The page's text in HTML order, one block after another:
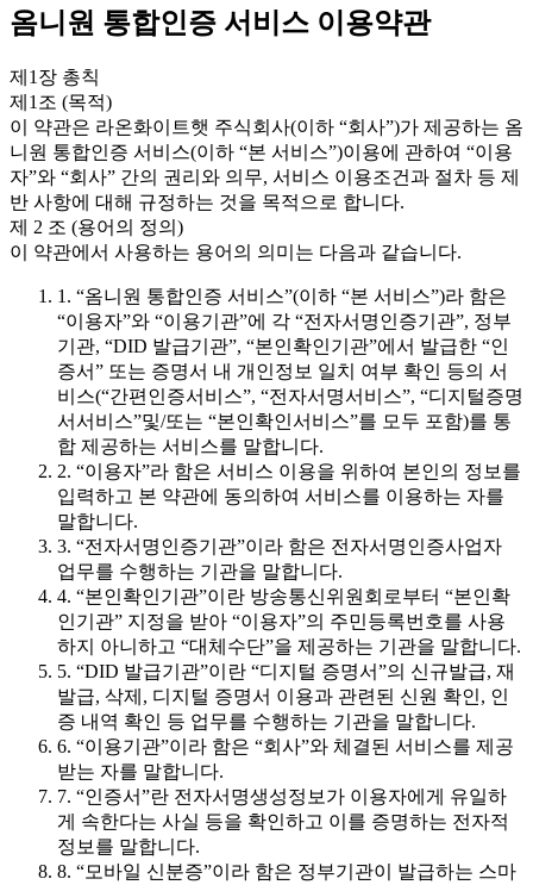
옴니원 통합인증 서비스 이용약관
제1장 총칙
제1조 (목적)
이 약관은 라온화이트햇 주식회사(이하 “회사”)가 제공하는 옴
니원 통합인증 서비스(이하 “본 서비스”)이용에 관하여 “이용
자”와 “회사” 간의 권리와 의무, 서비스 이용조건과 절차 등 제
반 사항에 대해 규정하는 것을 목적으로 합니다.
제 2 조 (용어의 정의)
이 약관에서 사용하는 용어의 의미는 다음과 같습니다.
1. “옴니원 통합인증 서비스”(이하 “본 서비스”)라 함은
“이용자”와 “이용기관”에 각 “전자서명인증기관”, 정부
기관, “DID 발급기관”, “본인확인기관”에서 발급한 “인
증서” 또는 증명서 내 개인정보 일치 여부 확인 등의 서
비스(“간편인증서비스”, “전자서명서비스”, “디지털증명
서서비스”및/또는 “본인확인서비스”를 모두 포함)를 통
합 제공하는 서비스를 말합니다.
2. “이용자”라 함은 서비스 이용을 위하여 본인의 정보를
입력하고 본 약관에 동의하여 서비스를 이용하는 자를
말합니다.
3. “전자서명인증기관”이라 함은 전자서명인증사업자
업무를 수행하는 기관을 말합니다.
4. “본인확인기관”이란 방송통신위원회로부터 “본인확
인기관” 지정을 받아 “이용자”의 주민등록번호를 사용
하지 아니하고 “대체수단”을 제공하는 기관을 말합니다.
5. “DID 발급기관”이란 “디지털 증명서”의 신규발급, 재
발급, 삭제, 디지털 증명서 이용과 관련된 신원 확인, 인
증 내역 확인 등 업무를 수행하는 기관을 말합니다.
6. “이용기관”이라 함은 “회사”와 체결된 서비스를 제공
받는 자를 말합니다.
7. “인증서”란 전자서명생성정보가 이용자에게 유일하
게 속한다는 사실 등을 확인하고 이를 증명하는 전자적
정보를 말합니다.
8. “모바일 신분증”이라 함은 정부기관이 발급하는 스마